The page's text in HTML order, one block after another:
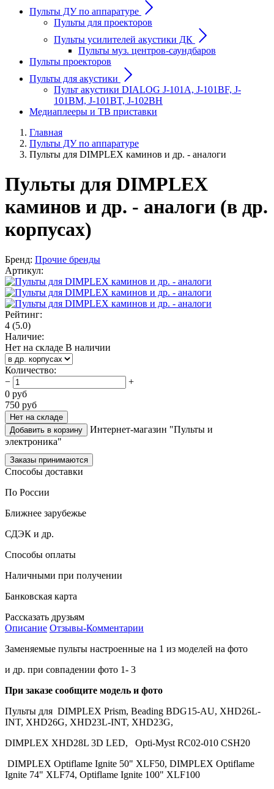
Пульты ДУ по аппаратуре
Пульты для проекторов
Пульты усилителей акустики ДК
Пульты муз. центров-саундбаров
Пульты проекторов
Пульты для акустики
Пульт акустики DIALOG J-101A, J-101BF, J-
101BM, J-101BT, J-102BH
Медиаплееры и ТВ приставки
Главная
Пульты ДУ по аппаратуре
Пульты для DIMPLEX каминов и др. - аналоги
Пульты для DIMPLEX
каминов и др. - аналоги (в др.
корпусах)
Бренд: Прочие бренды
Артикул:
Рейтинг:
4 (5.0)
Наличие:
Нет на складе В наличии
Количество:
−
+
0 руб
750 руб
Нет на складе
Добавить в корзину
Интернет-магазин "Пульты и
электроника"
Заказы принимаются
Способы доставки
По России
Ближнее зарубежье
СДЭК и др.
Способы оплаты
Наличными при получении
Банковская карта
Рассказать друзьям
Описание Отзывы-Комментарии
Заменяемые пульты настроенные на 1 из моделей на фото
и др. при совпадении фото 1- 3
При заказе сообщите модель и фото
Пульты для DIMPLEX Prism, Beading BDG15-AU, XHD26L-
INT, XHD26G, XHD23L-INT, XHD23G,
DIMPLEX XHD28L 3D LED, Opti-Myst RC02-010 CSH20
DIMPLEX Optiflame Ignite 50" XLF50, DIMPLEX Optiflame
Ignite 74" XLF74, Optiflame Ignite 100" XLF100